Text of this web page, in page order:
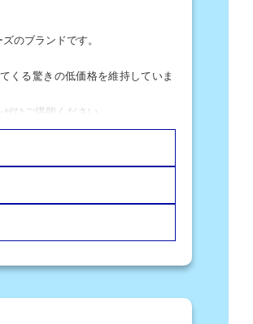
のブランドです。
くる驚きの低価格を維持していま
ひご堪能ください。